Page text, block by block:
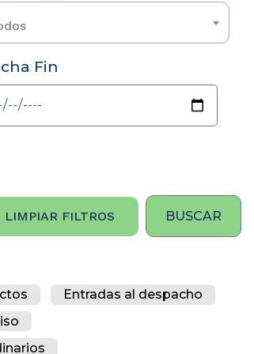
Fin
LIMPIAR FILTROS
Entradas al despacho